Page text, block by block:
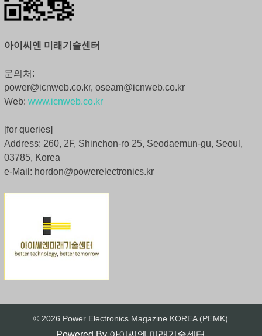
아이씨엔 미래기술센터
문의처:
power@icnweb.co.kr, oseam@icnweb.co.kr
Web: www.icnweb.co.kr
[for queries]
Address: 260, 2F, Shinchon-ro 25, Seodaemun-gu, Seoul,
03785, Korea
e-Mail: hordon@powerelectronics.kr
© 2026 Power Electronics Magazine KOREA (PEMK)